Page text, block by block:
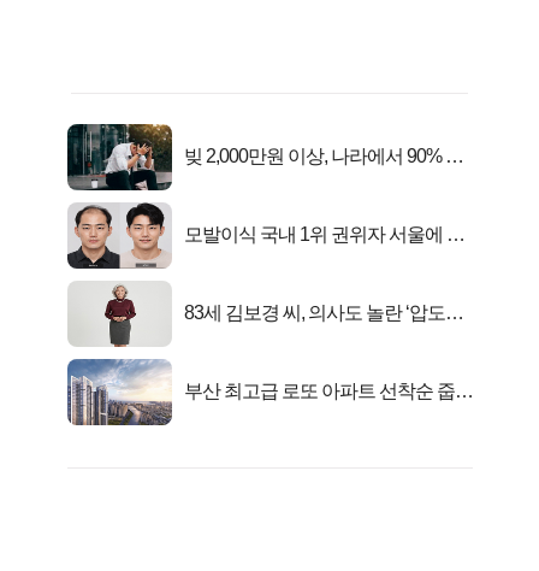
빚 2,000만원 이상, 나라에서 90% 갚
모발이식 국내 1위 권위자 서울에 있
83세 김보경 씨, 의사도 놀란 ‘압도적
부산 최고급 로또 아파트 선착순 줍줍